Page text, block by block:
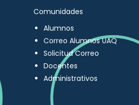
Comunidades
Alumnos
Correo Alumnos UAQ
Solicitud Correo
Docentes
Administrativos